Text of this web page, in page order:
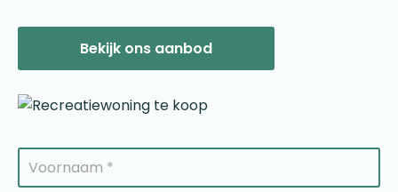
Bekijk ons aanbod